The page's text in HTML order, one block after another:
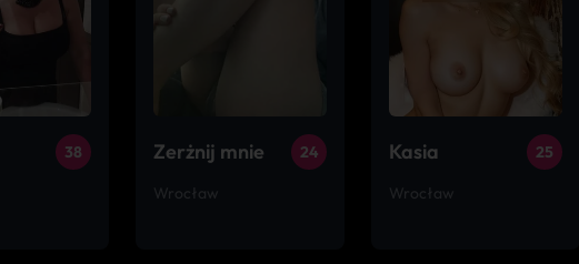
38 Zerżnij mnie 24
Wrocław
Kasia 25
Wrocław